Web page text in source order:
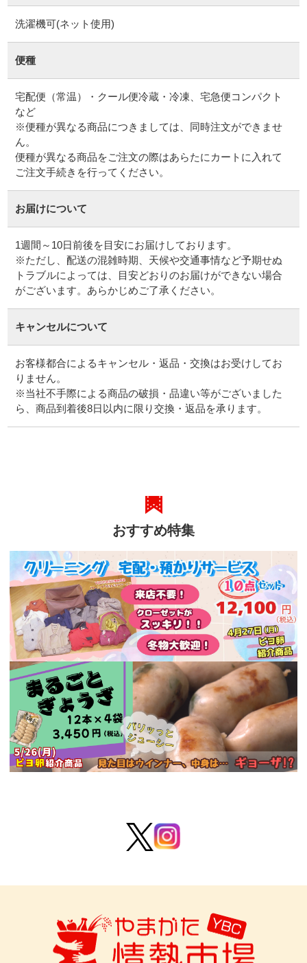
洗濯機可(ネット使用)
便種
宅配便（常温）・クール便冷蔵・冷凍、宅急便コンパクト
など
※便種が異なる商品につきましては、同時注文ができませ
ん。
便種が異なる商品をご注文の際はあらたにカートに入れて
ご注文手続きを行ってください。
お届けについて
1週間～10日前後を目安にお届けしております。
※ただし、配送の混雑時期、天候や交通事情など予期せぬ
トラブルによっては、目安どおりのお届けができない場合
がございます。あらかじめご了承ください。
キャンセルについて
お客様都合によるキャンセル・返品・交換はお受けしてお
りません。
※当社不手際による商品の破損・品違い等がございました
ら、商品到着後8日以内に限り交換・返品を承ります。
おすすめ特集